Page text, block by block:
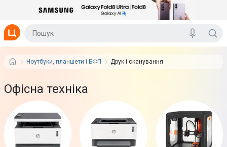
Ноутбуки, планшети і БФП Друк і сканування
Офісна техніка